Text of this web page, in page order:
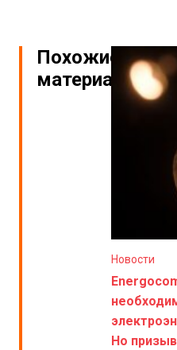
Похожие
материалы
Новости
Но